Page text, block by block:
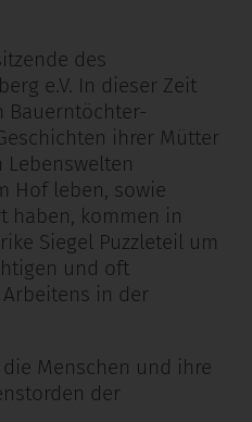
des
e.V. In dieser Zeit
Bauerntöchter-
ihrer Mütter
Lebenswelten
Hof leben, sowie
haben, kommen in
Siegel Puzzleteil um
und oft
in der
Menschen und ihre
der